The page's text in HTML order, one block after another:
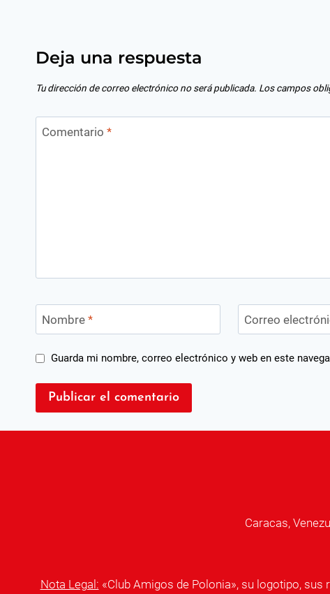
Deja una respuesta
Tu dirección de correo electrónico no será publicada. Los campos
Comentario *
Nombre * Correo
Guarda mi nombre, correo electrónico y web en este
Caracas,
Nota Legal: «Club Amigos de Polonia», su logotipo,